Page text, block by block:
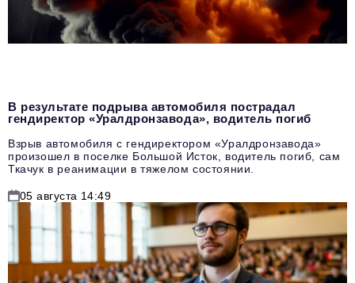
В результате подрыва автомобиля пострадал
гендиректор «Уралдронзавода», водитель погиб
Взрыв автомобиля с гендиректором «Уралдронзавода»
произошел в поселке Большой Исток, водитель погиб, сам
Ткачук в реанимации в тяжелом состоянии.
05 августа 14:49